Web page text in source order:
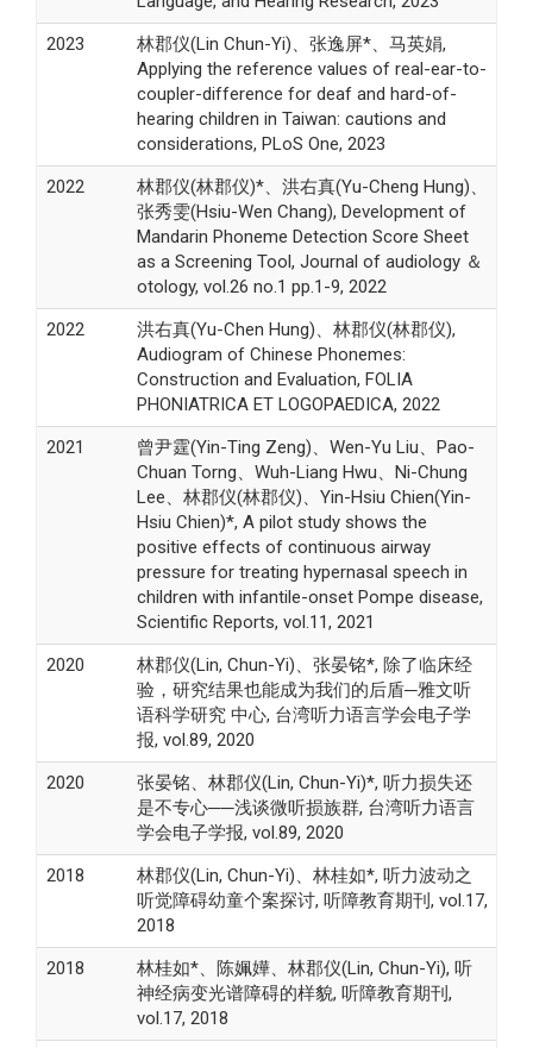
2023
林郡仪(Lin Chun-Yi)、张逸屏*、马英娟,
Applying the reference values of real-ear-to-
coupler-difference for deaf and hard-of-
hearing children in Taiwan: cautions and
considerations, PLoS One, 2023
2022
林郡仪(林郡仪)*、洪右真(Yu-Cheng Hung)、
张秀雯(Hsiu-Wen Chang), Development of
Mandarin Phoneme Detection Score Sheet
as a Screening Tool, Journal of audiology ＆
otology, vol.26 no.1 pp.1-9, 2022
2022
洪右真(Yu-Chen Hung)、林郡仪(林郡仪),
Audiogram of Chinese Phonemes:
Construction and Evaluation, FOLIA
PHONIATRICA ET LOGOPAEDICA, 2022
2021
曾尹霆(Yin-Ting Zeng)、Wen-Yu Liu、Pao-
Chuan Torng、Wuh-Liang Hwu、Ni-Chung
Lee、林郡仪(林郡仪)、Yin-Hsiu Chien(Yin-
Hsiu Chien)*, A pilot study shows the
positive effects of continuous airway
pressure for treating hypernasal speech in
children with infantile-onset Pompe disease,
Scientific Reports, vol.11, 2021
2020
林郡仪(Lin, Chun-Yi)、张晏铭*, 除了临床经
验，研究结果也能成为我们的后盾─雅文听
语科学研究 中心, 台湾听力语言学会电子学
报, vol.89, 2020
2020
张晏铭、林郡仪(Lin, Chun-Yi)*, 听力损失还
是不专心──浅谈微听损族群, 台湾听力语言
学会电子学报, vol.89, 2020
2018
林郡仪(Lin, Chun-Yi)、林桂如*, 听力波动之
听觉障碍幼童个案探讨, 听障教育期刊, vol.17,
2018
2018
林桂如*、陈姵嬅、林郡仪(Lin, Chun-Yi), 听
神经病变光谱障碍的样貌, 听障教育期刊,
vol.17, 2018